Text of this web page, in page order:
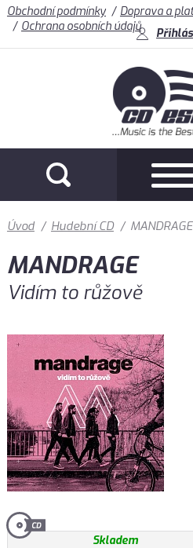
Obchodní podmínky Doprava a
Ochrana osobních údajů
Úvod / Hudební CD /
MANDRAGE
Vidím to růžově
Skladem